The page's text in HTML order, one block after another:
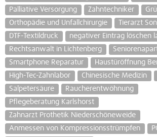
Palliative Versorgung
Zahntechniker
Orthopädie und Unfallchirurgie
Tierarzt
DTF-Textildruck
negativer Eintrag löschen
Rechtsanwalt in Lichtenberg
Smartphone Reparatur
Haustüröffnung
High-Tec-Zahnlabor
Chinesische Medizin
Salpetersäure
Raucherentwöhnung
Pflegeberatung Karlshorst
Zahnarzt Prothetik Niederschöneweide
Anmessen von Kompressionsstrümpfen